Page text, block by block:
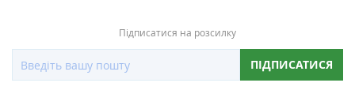
Підписатися на розсилку
ПІДПИСАТИСЯ